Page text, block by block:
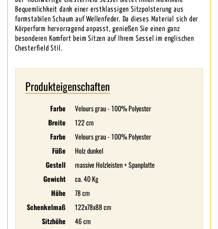
Bequemlichkeit dank einer erstklassigen Sitzpolsterung aus
formstabilen Schaum auf Wellenfeder. Da dieses Material sich der
Körperform hervorragend anpasst, genießen Sie einen ganz
besonderen Komfort beim Sitzen auf Ihrem Sessel im englischen
Chesterfield Stil.
Produkteigenschaften
Farbe
Velours grau - 100% Polyester
Breite
122 cm
Farbe
Velours grau - 100% Polyester
Füße
Holz dunkel
Gestell
massive Holzleisten + Spanplatte
Gewicht
ca. 40 Kg
Höhe
78 cm
Schenkelmaß
122x78x88 cm
Sitzhöhe
46 cm